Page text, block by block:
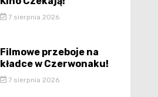
7 sierpnia 2026
Filmowe przeboje na
kładce w Czerwonaku!
7 sierpnia 2026